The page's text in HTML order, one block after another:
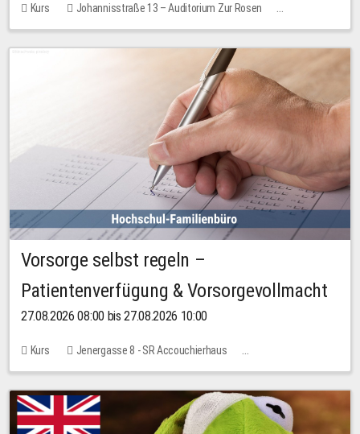
Kurs
Johannisstraße 13 – Auditorium Zur Rosen
11 Plätze
Vorsorge selbst regeln –
Patientenverfügung & Vorsorgevollmacht
27.08.2026 08:00 bis 27.08.2026 10:00
Kurs
Jenergasse 8 - SR Accouchierhaus
Keine freien Plätze